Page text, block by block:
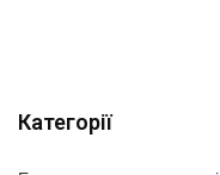
Категорії